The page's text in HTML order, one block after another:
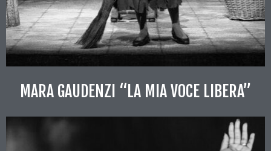
MARA GAUDENZI “LA MIA VOCE LIBERA”